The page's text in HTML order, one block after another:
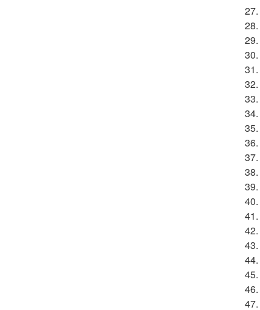
27.
28.
29.
30.
31.
32.
33.
34.
35.
36.
37.
38.
39.
40.
41.
42.
43.
44.
45.
46.
47.